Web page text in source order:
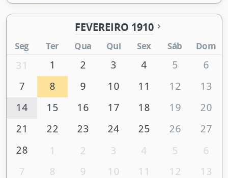
FEVEREIRO 1910
Seg Ter Qua Qui Sex Sáb Dom
31 1 2 3 4 5
6
7
8 9 10 11 12
13
14
15 16 17 18 19
20
21
22 23 24 25 26
27
28
1 2 3 4 5
6
7
8 9 10 11 12 13